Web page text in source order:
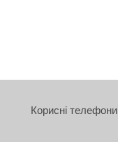
Корисні телефони